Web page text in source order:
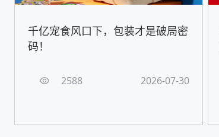
千亿宠食风口下，包装才是破局密
码！
2588 2026-07-30